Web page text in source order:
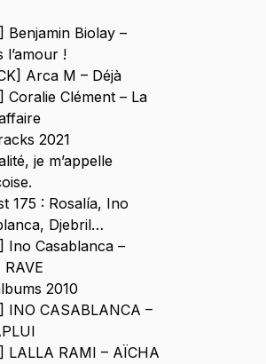
Benjamin Biolay –
l’amour !
Arca M – Déjà
Coralie Clément – La
2021
je m’appelle
175 : Rosalía, Ino
Djebril…
Ino Casablanca –
2010
INO CASABLANCA –
LALLA RAMI – AÏCHA